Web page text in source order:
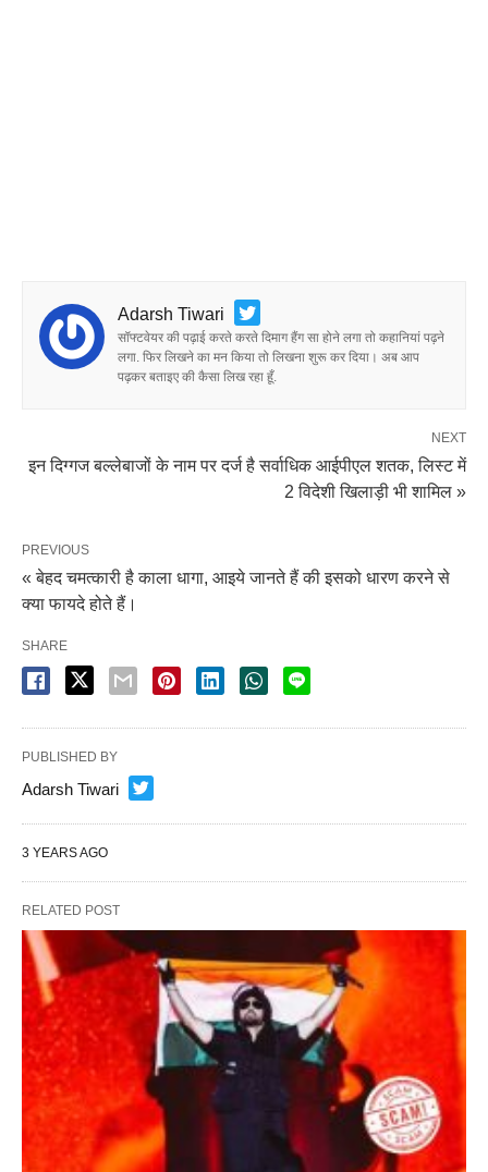
Adarsh Tiwari
सॉफ्टवेयर की पढ़ाई करते करते दिमाग हैंग सा होने लगा तो कहानियां पढ़ने
लगा. फिर लिखने का मन किया तो लिखना शुरू कर दिया। अब आप
पढ़कर बताइए की कैसा लिख रहा हूँ.
NEXT
इन दिग्गज बल्लेबाजों के नाम पर दर्ज है सर्वाधिक आईपीएल शतक, लिस्ट में
2 विदेशी खिलाड़ी भी शामिल »
PREVIOUS
« बेहद चमत्कारी है काला धागा, आइये जानते हैं की इसको धारण करने से
क्या फायदे होते हैं।
SHARE
PUBLISHED BY
Adarsh Tiwari
3 YEARS AGO
RELATED POST